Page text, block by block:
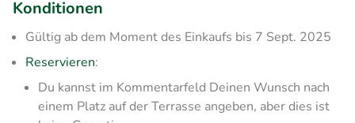
Konditionen
Gültig ab dem Moment des Einkaufs bis 7 Sept. 2025
Reservieren:
Du kannst im Kommentarfeld Deinen Wunsch nach
einem Platz auf der Terrasse angeben, aber dies ist